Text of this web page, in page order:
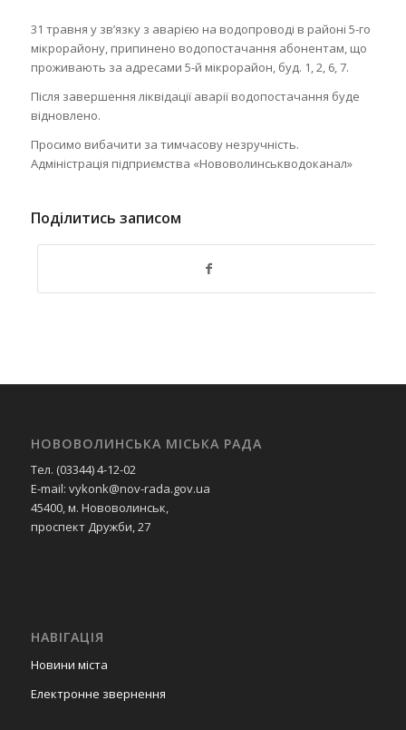
31 травня у зв’язку з аварією на водопроводі в районі 5-го
мікрорайону, припинено водопостачання абонентам, що
проживають за адресами 5-й мікрорайон, буд. 1, 2, 6, 7.
Після завершення ліквідації аварії водопостачання буде
відновлено.
Просимо вибачити за тимчасову незручність.
Адміністрація підприємства «Нововолинськводоканал»
Поділитись записом
НОВОВОЛИНСЬКА МІСЬКА РАДА
Тел. (03344) 4-12-02
E-mail: vykonk@nov-rada.gov.ua
45400, м. Нововолинськ,
проспект Дружби, 27
НАВІГАЦІЯ
Новини міста
Електронне звернення